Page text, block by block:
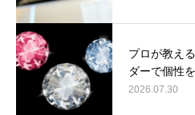
プロが教え
ダーで個性
2026.07.30